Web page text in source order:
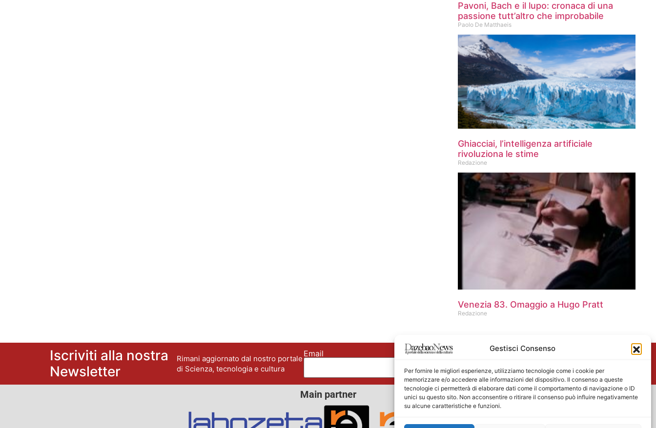
Gestisci Consenso
Per fornire le migliori esperienze, utilizziamo tecnologie come i cookie per
memorizzare e/o accedere alle informazioni del dispositivo. Il consenso a queste
tecnologie ci permetterà di elaborare dati come il comportamento di navigazione o ID
unici su questo sito. Non acconsentire o ritirare il consenso può influire negativamente
su alcune caratteristiche e funzioni.
Pavoni, Bach e il lupo: cronaca di una
passione tutt’altro che improbabile
Paolo De Matthaeis
Ghiacciai, l’intelligenza artificiale
rivoluziona le stime
Redazione
Venezia 83. Omaggio a Hugo Pratt
Redazione
Iscriviti alla nostra
Newsletter
Rimani aggiornato dal nostro portale
di Scienza, tecnologia e cultura
Email Nome
Main partner